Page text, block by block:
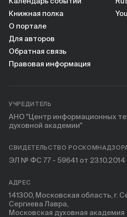
Книжная полка
О портале
Для авторов
Обратная связь
Правовая информация
УЧРЕДИТЕЛЬ
АНО "Центр информационных
духовной академии"
СВИДЕТЕЛЬСТВО
ЭЛ № ФС 77 - 59641 от 23.10.2014
АДРЕС
141300, Московская область, г.
Сергиева Лавра,
Московская духовная академия